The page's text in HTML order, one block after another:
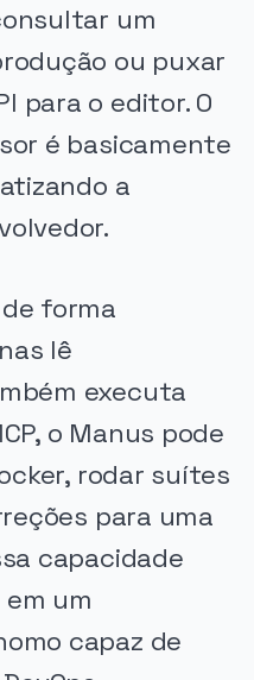
um
ou puxar
para o editor. O
é basicamente
a
de forma
lê
executa
o Manus pode
rodar suítes
para uma
capacidade
um
capaz de